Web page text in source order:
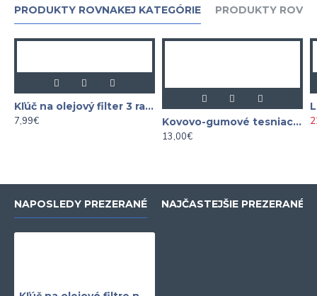
PRODUKTY ROVNAKEJ KATEGÓRIE PRODUKTY
Kľúč na olejový filter 3 ramenný 65 - 120MM
7,99€
Kovovo-gumové tesniace podložky - sada M6-M24 150 ks
13,00€
NAPOSLEDY PREZERANÉ NAJČASTEJŠIE PREZERANÉ